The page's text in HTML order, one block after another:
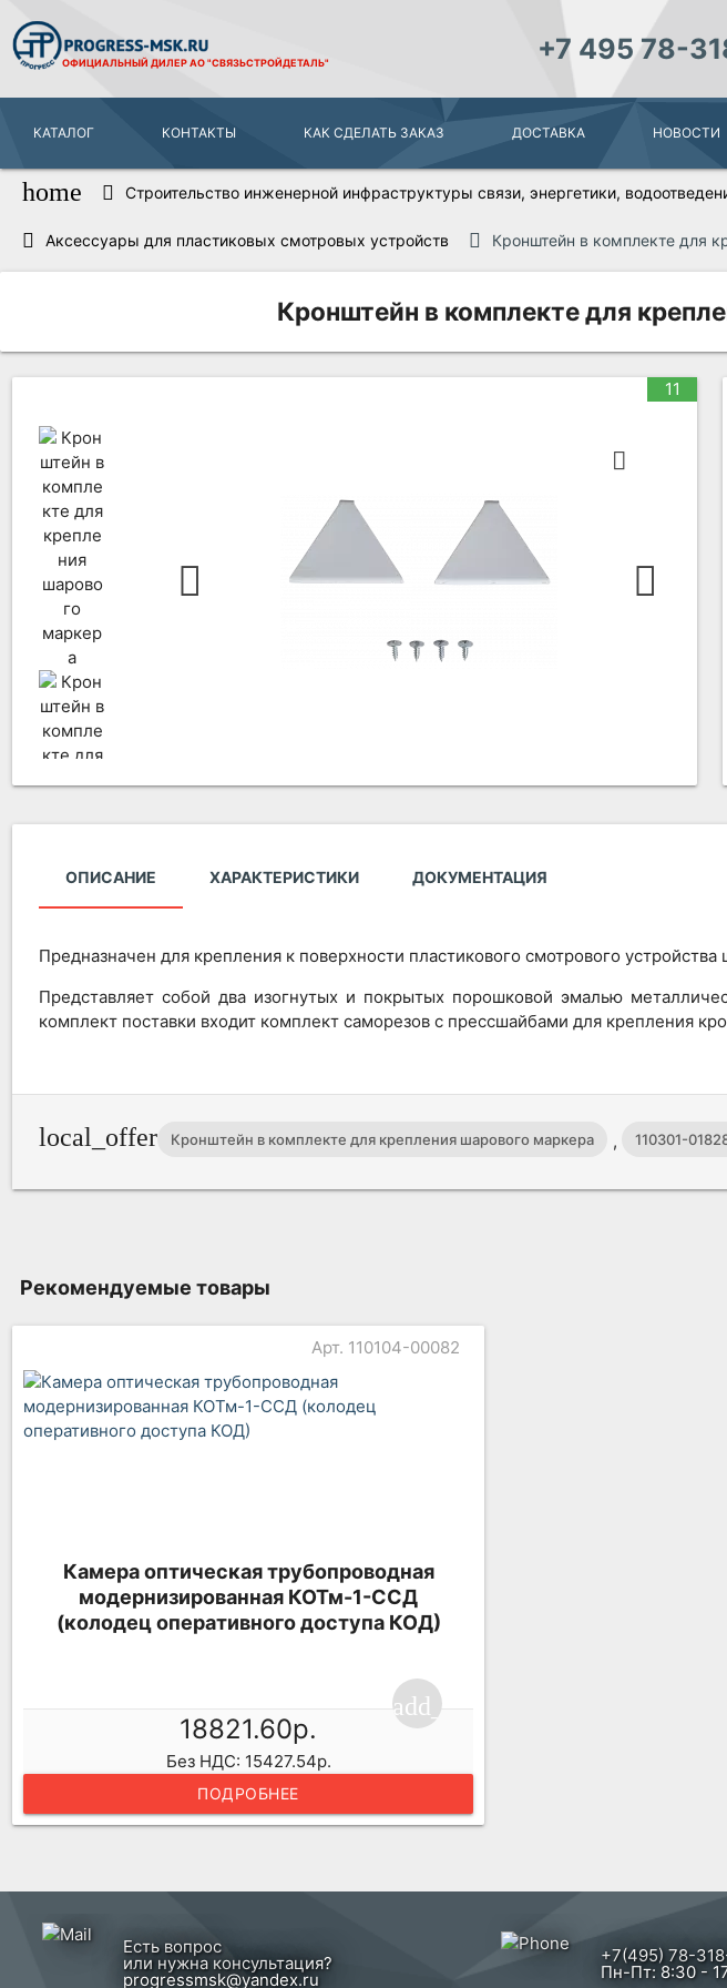
ОФИЦИАЛЬНЫЙ ДИЛЕРАО "СВЯЗЬСТРОЙДЕТАЛЬ" +7 495 78-
КАТАЛОГ КОНТАКТЫ КАК СДЕЛАТЬ ЗАКАЗ ДОСТАВКА НОВОСТИ
home Строительство инженерной инфраструктуры связи, энергетики,
Аксессуары для пластиковых смотровых устройств Кронштейн в комплекте для
Кронштейн в комплекте для
11
ОПИСАНИЕ ХАРАКТЕРИСТИКИ ДОКУМЕНТАЦИЯ
Предназначен для крепления к поверхности пластикового смотрового
Представляет собой два изогнутых и покрытых порошковой эмалью
комплект поставки входит комплект саморезов с прессшайбами для крепления
local_offer Кронштейн в комплекте для крепления шарового маркера , 110301-
Рекомендуемые товары
Арт. 110104-00082
Камера оптическая трубопроводная
модернизированная КОТм-1-ССД
(колодец оперативного доступа КОД)
add_shopping_cart
18821.60р.
Без НДС: 15427.54р.
ПОДРОБНЕЕ
Есть вопрос
или нужна консультация?
progressmsk@yandex.ru
+7(495) 78-
Пн-Пт: 8:30 -